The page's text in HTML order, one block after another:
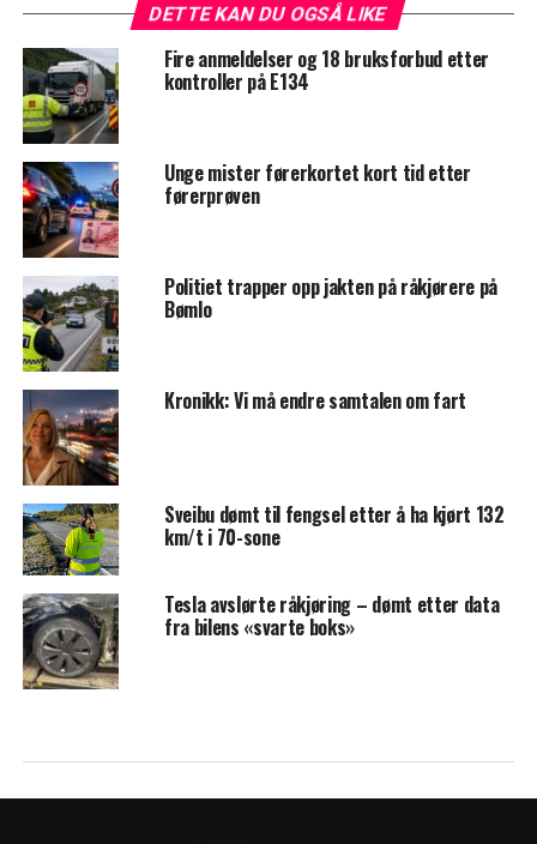
DETTE KAN DU OGSÅ LIKE
Fire anmeldelser og 18 bruksforbud etter
kontroller på E134
Unge mister førerkortet kort tid etter
førerprøven
Politiet trapper opp jakten på råkjørere på
Bømlo
Kronikk: Vi må endre samtalen om fart
Sveibu dømt til fengsel etter å ha kjørt 132
km/t i 70-sone
Tesla avslørte råkjøring – dømt etter data
fra bilens «svarte boks»